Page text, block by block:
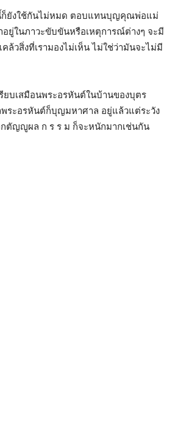
ก็ยังใช้กันไม่หมด ตอบแทนบุญคุณพ่อแม่
ยู่ในภาวะขับขันหรือเหตุการณ์ต่างๆ จะมี
ล้วสิ่งที่เรามองไม่เห็น ไม่ใช่ว่ามันจะไม่มี
ยบเสมือนพระอรหันต์ในบ้านของบุตร
พระอรหันต์ก็บุญมหาศาล อยู่แล้วแต่ระวัง
ตัญญูผล ก ร ร ม ก็จะหนักมากเช่นกัน